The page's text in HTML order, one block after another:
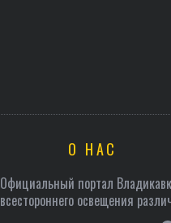
О НАС
Официальный портал
всестороннего освещения